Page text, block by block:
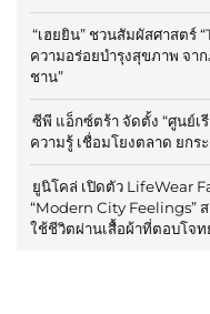
“เฮยยิน” ชวนสัมผัสศาสตร์
ความอร่อยบำรุงสุขภาพ จา
ชาน”
ซีพี แอ็กซ์ตร้า จัดตั้ง “ศูนย์เ
ความรู้ เชื่อมโยงตลาด ยกร
ยูนิโคล่ เปิดตัว LifeWear
“Modern City Feelings”
ใช้ชีวิตผ่านเสื้อผ้าที่ตอบโจ